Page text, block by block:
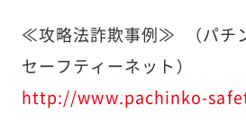
≪攻略法詐欺事例≫ （パチ
セーフティーネット）
http://www.pachinko-